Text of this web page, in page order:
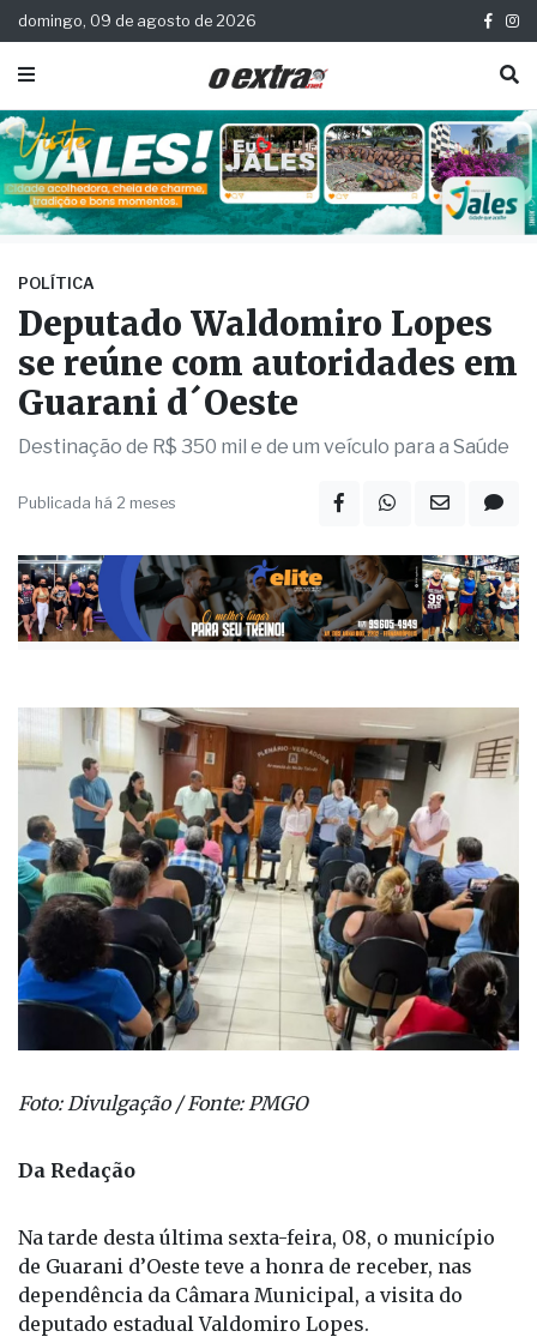
domingo, 09 de agosto de 2026
POLÍTICA
Deputado Waldomiro Lopes
se reúne com autoridades em
Guarani d´Oeste
Destinação de R$ 350 mil e de um veículo para a Saúde
Publicada há 2 meses
Foto: Divulgação / Fonte: PMGO
Da Redação
Na tarde desta última sexta-feira, 08, o município
de Guarani d’Oeste teve a honra de receber, nas
dependência da Câmara Municipal, a visita do
deputado estadual Valdomiro Lopes.